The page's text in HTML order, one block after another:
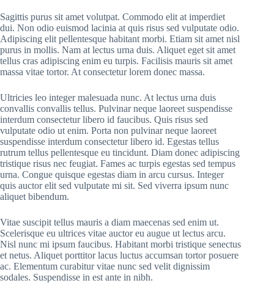
Sagittis purus sit amet volutpat. Commodo elit at imperdiet
dui. Non odio euismod lacinia at quis risus sed vulputate odio.
Adipiscing elit pellentesque habitant morbi. Etiam sit amet nisl
purus in mollis. Nam at lectus urna duis. Aliquet eget sit amet
tellus cras adipiscing enim eu turpis. Facilisis mauris sit amet
massa vitae tortor. At consectetur lorem donec massa.
Ultricies leo integer malesuada nunc. At lectus urna duis
convallis convallis tellus. Pulvinar neque laoreet suspendisse
interdum consectetur libero id faucibus. Quis risus sed
vulputate odio ut enim. Porta non pulvinar neque laoreet
suspendisse interdum consectetur libero id. Egestas tellus
rutrum tellus pellentesque eu tincidunt. Diam donec adipiscing
tristique risus nec feugiat. Fames ac turpis egestas sed tempus
urna. Congue quisque egestas diam in arcu cursus. Integer
quis auctor elit sed vulputate mi sit. Sed viverra ipsum nunc
aliquet bibendum.
Vitae suscipit tellus mauris a diam maecenas sed enim ut.
Scelerisque eu ultrices vitae auctor eu augue ut lectus arcu.
Nisl nunc mi ipsum faucibus. Habitant morbi tristique senectus
et netus. Aliquet porttitor lacus luctus accumsan tortor posuere
ac. Elementum curabitur vitae nunc sed velit dignissim
sodales. Suspendisse in est ante in nibh.